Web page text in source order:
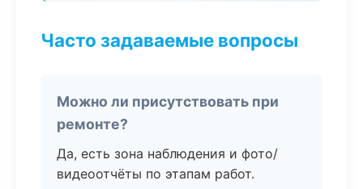
Часто задаваемые вопросы
Можно ли присутствовать при
ремонте?
Да, есть зона наблюдения и фото/
видеоотчёты по этапам работ.